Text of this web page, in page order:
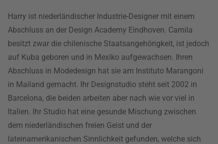
Harry ist niederländischer Industrie-Designer mit einem
Abschluss an der Design Academy Eindhoven. Camila
besitzt zwar die chilenische Staatsangehörigkeit, ist jedoch
auf Kuba geboren und in Mexiko aufgewachsen. Ihren
Abschluss in Modedesign hat sie am Instituto Marangoni
in Mailand gemacht. Ihr Designstudio steht seit 2002 in
Barcelona, die beiden arbeiten aber nach wie vor viel in
Italien. Ihr Studio hat eine gesunde Mischung zwischen
dem niederländischen freien Geist und der
lateinamerikanischen Sinnlichkeit gefunden, welche sich